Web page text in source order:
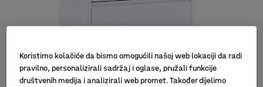
Koristimo kolačiće da bismo omogućili našoj web lokaciji da radi
pravilno, personalizirali sadržaj i oglase, pružali funkcije
društvenih medija i analizirali web promet. Također dijelimo